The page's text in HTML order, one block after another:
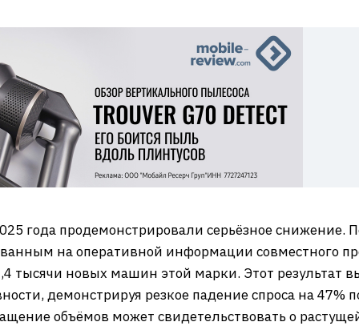
года продемонстрировали серьёзное снижение.
на оперативной информации совместного
тысячи новых машин этой марки. Этот результат
демонстрируя резкое падение спроса на 47%
объёмов может свидетельствовать о